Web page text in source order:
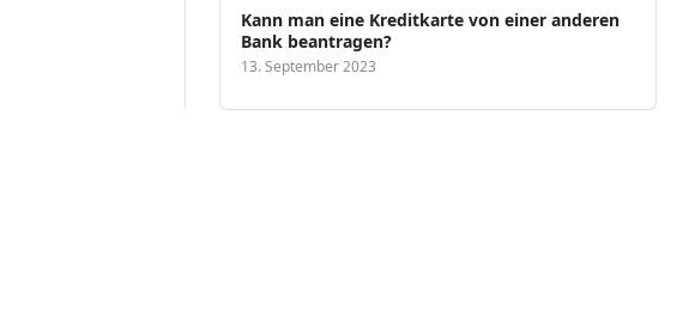
Kann man eine Kreditkarte von einer anderen
Bank beantragen?
13. September 2023